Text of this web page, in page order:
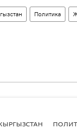
Политика